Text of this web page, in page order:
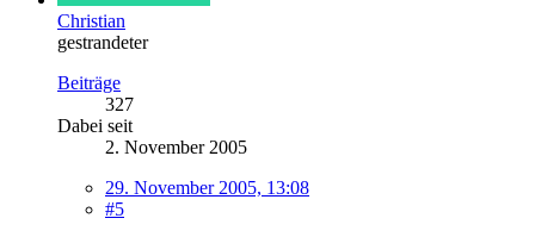
Christian
gestrandeter
Beiträge
327
Dabei seit
2. November 2005
29. November 2005, 13:08
#5